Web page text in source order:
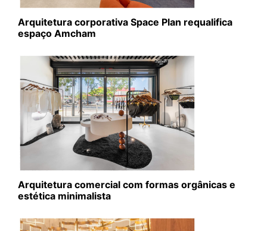
Arquitetura corporativa Space Plan requalifica
espaço Amcham
Arquitetura comercial com formas orgânicas e
estética minimalista